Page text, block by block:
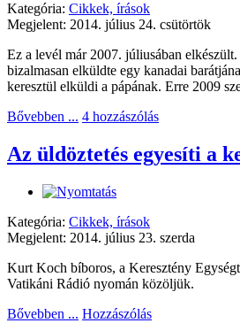
Kategória: Cikkek, írások
Megjelent: 2014. július 24. csütörtök
Ez a levél már 2007. júliusában
bizalmasan elküldte egy kanadai
keresztül elküldi a pápának. Erre 2009
Bővebben ... 4 hozzászólás
Az üldöztetés egyesíti a
Kategória: Cikkek, írások
Megjelent: 2014. július 23. szerda
Kurt Koch bíboros, a Keresztény
Vatikáni Rádió nyomán közöljük.
Bővebben ... Hozzászólás